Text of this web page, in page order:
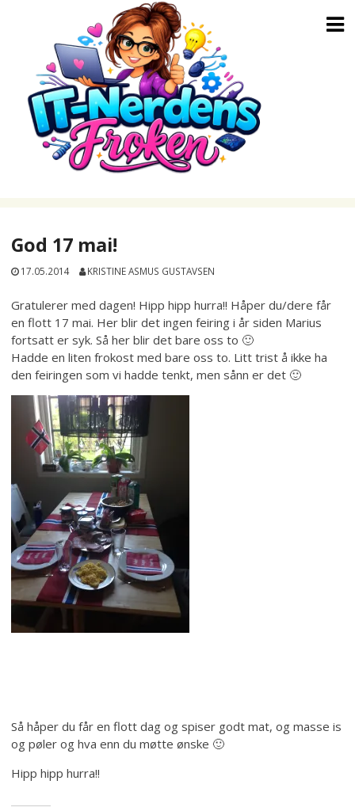
God 17 mai!
17.05.2014 KRISTINE ASMUS GUSTAVSEN
Gratulerer med dagen! Hipp hipp hurra!! Håper du/dere får
en flott 17 mai. Her blir det ingen feiring i år siden Marius
fortsatt er syk. Så her blir det bare oss to 🙂
Hadde en liten frokost med bare oss to. Litt trist å ikke ha
den feiringen som vi hadde tenkt, men sånn er det 🙂
Så håper du får en flott dag og spiser godt mat, og masse is
og pøler og hva enn du møtte ønske 🙂
Hipp hipp hurra!!